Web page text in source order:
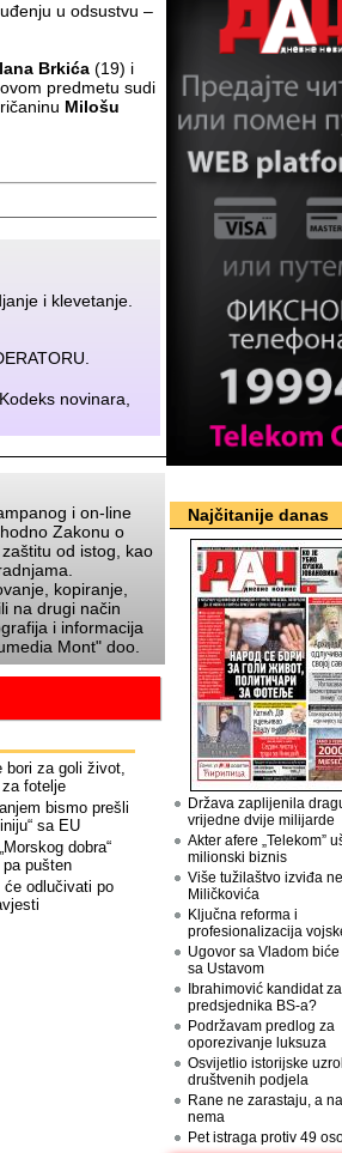
u odsustvu –
Brkića (19) i
predmetu sudi
Milošu
i klevetanje.
novinara,
i on-line
Zakonu o
od istog, kao
kopiranje,
na drugi način
i informacija
Mont doo.
bori za goli život,
fotelje
bismo prešli
sa EU
dobra“
pušten
će odlučivati po
Najčitanije danas
Država zaplijenila
vrijedne dvije milijarde
Akter afere „Telekom”
milionski biznis
Više tužilaštvo izviđa
Miličkovića
Ključna reforma i
profesionalizacija
Ugovor sa Vladom
sa Ustavom
Ibrahimović kandidat za
predsjednika BS-a?
Podržavam predlog za
oporezivanje luksuza
Osvijetlio istorijske
društvenih podjela
Rane ne zarastaju, a
nema
Pet istraga protiv 49